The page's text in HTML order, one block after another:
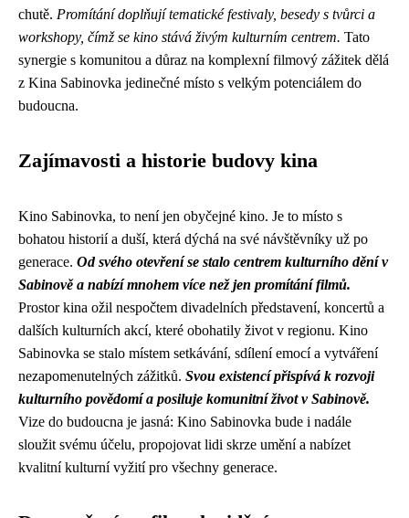
chutě. Promítání doplňují tematické festivaly, besedy s tvůrci a
workshopy, čímž se kino stává živým kulturním centrem. Tato
synergie s komunitou a důraz na komplexní filmový zážitek dělá
z Kina Sabinovka jedinečné místo s velkým potenciálem do
budoucna.
Zajímavosti a historie budovy kina
Kino Sabinovka, to není jen obyčejné kino. Je to místo s
bohatou historií a duší, která dýchá na své návštěvníky už po
generace. Od svého otevření se stalo centrem kulturního dění v
Sabinově a nabízí mnohem více než jen promítání filmů.
Prostor kina ožil nespočtem divadelních představení, koncertů a
dalších kulturních akcí, které obohatily život v regionu. Kino
Sabinovka se stalo místem setkávání, sdílení emocí a vytváření
nezapomenutelných zážitků. Svou existencí přispívá k rozvoji
kulturního povědomí a posiluje komunitní život v Sabinově.
Vize do budoucna je jasná: Kino Sabinovka bude i nadále
sloužit svému účelu, propojovat lidi skrze umění a nabízet
kvalitní kulturní vyžití pro všechny generace.